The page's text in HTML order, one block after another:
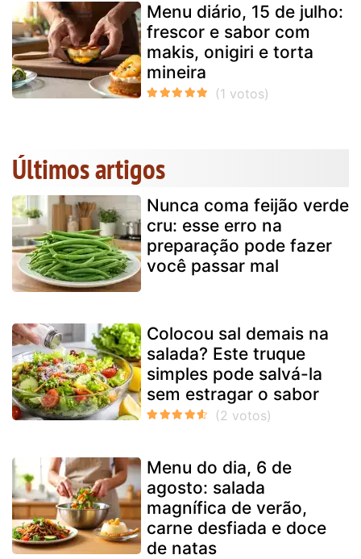
Menu diário, 15 de julho:
frescor e sabor com
makis, onigiri e torta
mineira
Últimos artigos
Nunca coma feijão verde
cru: esse erro na
preparação pode fazer
você passar mal
Colocou sal demais na
salada? Este truque
simples pode salvá-la
sem estragar o sabor
Menu do dia, 6 de
agosto: salada
magnífica de verão,
carne desfiada e doce
de natas